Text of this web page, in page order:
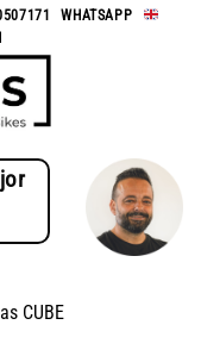
-WHATSAPP
CUBE